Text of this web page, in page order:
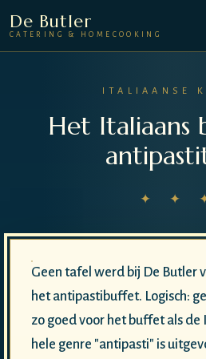
De Butler
CATERING & HOMECOOKING
ITALIAANSE
Het Italiaans
✦ ✦
Geen tafel werd bij De Butler
het antipastibuffet. Logisch:
zo goed voor het buffet als
hele genre "antipasti" is